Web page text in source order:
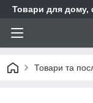
Товари для дому,
Товари та